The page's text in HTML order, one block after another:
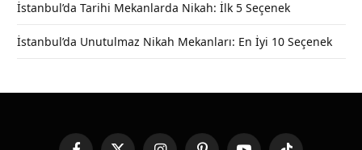
İstanbul’da Tarihi Mekanlarda Nikah: İlk 5 Seçenek
İstanbul’da Unutulmaz Nikah Mekanları: En İyi 10 Seçenek